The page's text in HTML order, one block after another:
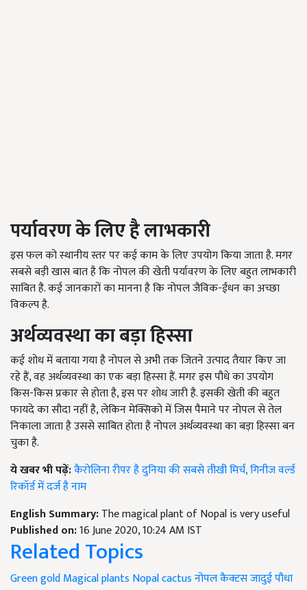
पर्यावरण के लिए है लाभकारी
इस फल को स्थानीय स्तर पर कई काम के लिए उपयोग किया जाता है. मगर
सबसे बड़ी खास बात है कि नोपल की खेती पर्यावरण के लिए बहुत लाभकारी
साबित है. कई जानकारों का मानना है कि नोपल जैविक-ईंधन का अच्छा
विकल्प है.
अर्थव्यवस्था का बड़ा हिस्सा
कई शोध में बताया गया है नोपल से अभी तक जितने उत्पाद तैयार किए जा
रहे हैं, वह अर्थव्यवस्था का एक बड़ा हिस्सा हैं. मगर इस पौधे का उपयोग
किस-किस प्रकार से होता है, इस पर शोध जारी है. इसकी खेती की बहुत
फायदे का सौदा नहीं है, लेकिन मेक्सिको में जिस पैमाने पर नोपल से तेल
निकाला जाता है उससे साबित होता है नोपल अर्थव्यवस्था का बड़ा हिस्सा बन
चुका है.
ये खबर भी पढ़ें:कैरोलिना रीपर है दुनिया की सबसे तीखी मिर्च, गिनीज वर्ल्ड
रिकॉर्ड में दर्ज है नाम
English Summary:The magical plant of Nopal is very useful
Published on:16 June 2020, 10:24 AM IST
Related Topics
Green goldMagical plants Nopal cactusनोपल कैक्टसजादुई पौधा